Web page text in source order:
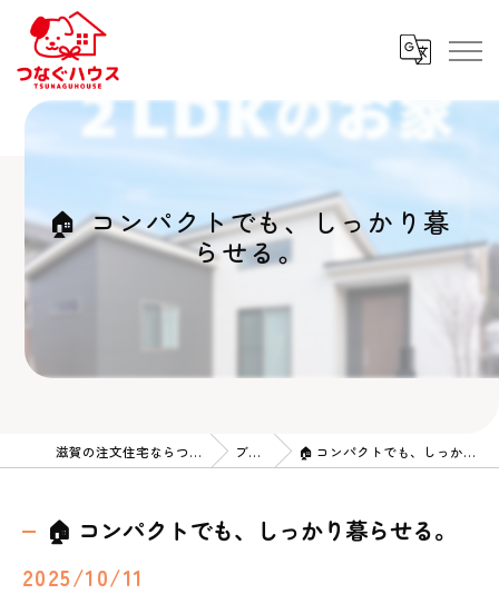
🏠 コンパクトでも、しっかり暮
らせる。
滋賀の注文住宅ならつなぐハウス ブログ 🏠 コンパクトでも、しっかり暮らせる。
🏠 コンパクトでも、しっかり暮らせる。
2025/10/11